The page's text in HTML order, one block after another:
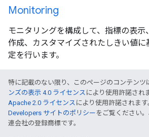
Monitoring
モニタリングを構成して、指標の表示
作成、カスタマイズされたしきい値
定を行います。
特に記載のない限り、このページのコンテンツ
ンズの表示 4.0 ライセンス により使用許諾され
Apache 2.0 ライセンス により使用許諾されます
Developers サイトのポリシー をご覧ください
連会社の登録商標です。